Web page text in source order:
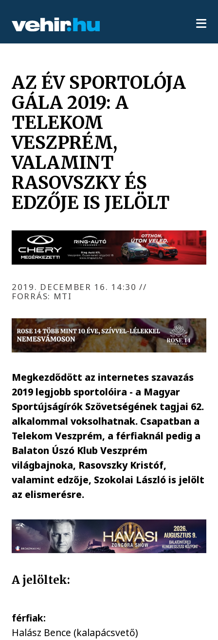
AZ ÉV SPORTOLÓJA
GÁLA 2019: A
TELEKOM
VESZPRÉM,
VALAMINT
RASOVSZKY ÉS
EDZŐJE IS JELÖLT
2019. DECEMBER 16. 14:30//
FORRÁS: MTI
Megkezdődött az internetes szavazás
2019 legjobb sportolóira - a Magyar
Sportújságírók Szövetségének tagjai 62.
alkalommal voksolhatnak. Csapatban a
Telekom Veszprém, a férfiaknál pedig a
Balaton Úszó Klub Veszprém
világbajnoka, Rasovszky Kristóf,
valamint edzője, Szokolai László is jelölt
az elismerésre.
A jelöltek:
férfiak:
Halász Bence (kalapácsvető)